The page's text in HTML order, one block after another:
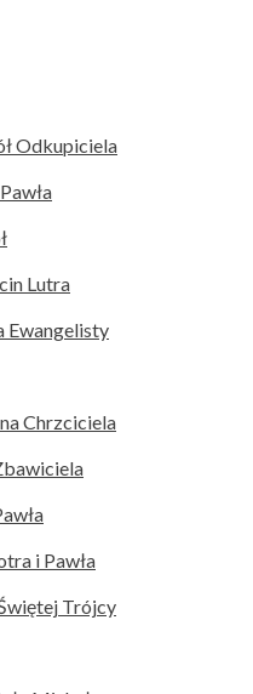
Odkupiciela
Lutra
Ewangelisty
Chrzciciela
i Pawła
Trójcy